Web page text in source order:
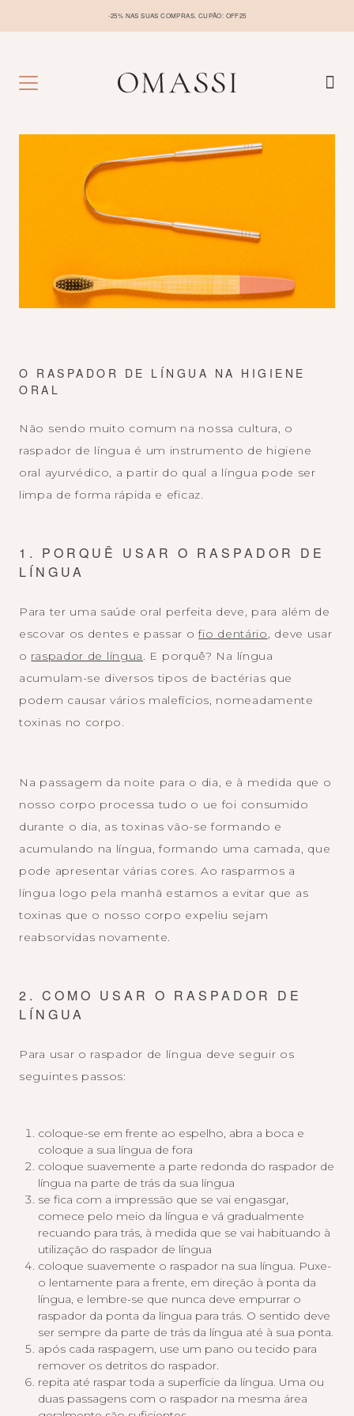
-25% NAS SUAS COMPRAS. CUPÃO: OFF25
O RASPADOR DE LÍNGUA NA HIGIENE
ORAL
Não sendo muito comum na nossa cultura, o
raspador de língua é um instrumento de higiene
oral ayurvédico, a partir do qual a língua pode ser
limpa de forma rápida e eficaz.
1. PORQUÊ USAR O RASPADOR DE
LÍNGUA
Para ter uma saúde oral perfeita deve, para além de
escovar os dentes e passar ofio dentário, deve usar
o raspador de língua. E porquê? Na língua
acumulam-se diversos tipos de bactérias que
podem causar vários malefícios, nomeadamente
toxinas no corpo.
Na passagem da noite para o dia, e à medida que o
nosso corpo processa tudo o ue foi consumido
durante o dia, as toxinas vão-se formando e
acumulando na língua, formando uma camada, que
pode apresentar várias cores. Ao rasparmos a
língua logo pela manhã estamos a evitar que as
toxinas que o nosso corpo expeliu sejam
reabsorvidas novamente.
2. COMO USAR O RASPADOR DE
LÍNGUA
Para usar o raspador de língua deve seguir os
seguintes passos:
coloque-se em frente ao espelho, abra a boca e
coloque a sua língua de fora
coloque suavemente a parte redonda do raspador de
língua na parte de trás da sua língua
se fica com a impressão que se vai engasgar,
comece pelo meio da língua e vá gradualmente
recuando para trás, à medida que se vai habituando à
utilização do raspador de língua
coloque suavemente o raspador na sua língua. Puxe-
o lentamente para a frente, em direção à ponta da
língua, e lembre-se que nunca deve empurrar o
raspador da ponta da língua para trás. O sentido deve
ser sempre da parte de trás da língua até à sua ponta.
após cada raspagem, use um pano ou tecido para
remover os detritos do raspador.
repita até raspar toda a superfície da língua. Uma ou
duas passagens com o raspador na mesma área